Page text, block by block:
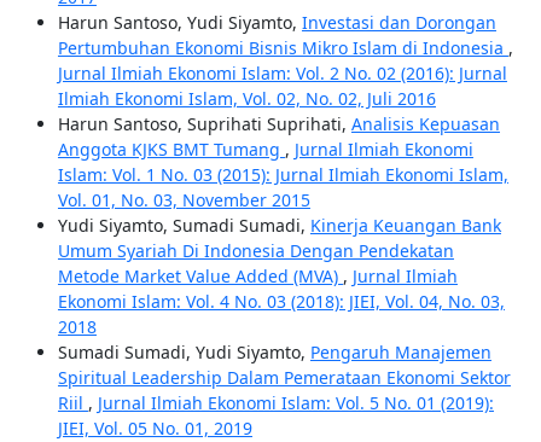
Harun Santoso, Yudi Siyamto, Investasi dan Dorongan
Pertumbuhan Ekonomi Bisnis Mikro Islam di Indonesia ,
Jurnal Ilmiah Ekonomi Islam: Vol. 2 No. 02 (2016): Jurnal
Ilmiah Ekonomi Islam, Vol. 02, No. 02, Juli 2016
Harun Santoso, Suprihati Suprihati, Analisis Kepuasan
Anggota KJKS BMT Tumang , Jurnal Ilmiah Ekonomi
Islam: Vol. 1 No. 03 (2015): Jurnal Ilmiah Ekonomi Islam,
Vol. 01, No. 03, November 2015
Yudi Siyamto, Sumadi Sumadi, Kinerja Keuangan Bank
Umum Syariah Di Indonesia Dengan Pendekatan
Metode Market Value Added (MVA) , Jurnal Ilmiah
Ekonomi Islam: Vol. 4 No. 03 (2018): JIEI, Vol. 04, No. 03,
2018
Sumadi Sumadi, Yudi Siyamto, Pengaruh Manajemen
Spiritual Leadership Dalam Pemerataan Ekonomi Sektor
Riil , Jurnal Ilmiah Ekonomi Islam: Vol. 5 No. 01 (2019):
JIEI, Vol. 05 No. 01, 2019